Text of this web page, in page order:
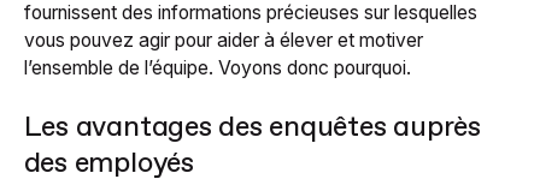
fournissent des informations précieuses sur lesquelles
vous pouvez agir pour aider à élever et motiver
l’ensemble de l’équipe. Voyons donc pourquoi.
Les avantages des enquêtes auprès
des employés